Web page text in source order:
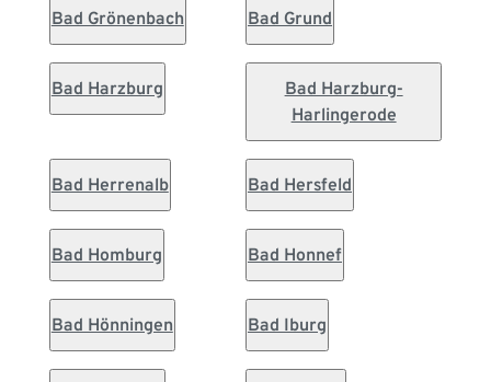
Bad Grönenbach Bad Grund
Bad Harzburg
Bad Harzburg-
Harlingerode
Bad Herrenalb Bad Hersfeld
Bad Homburg Bad Honnef
Bad Hönningen Bad Iburg